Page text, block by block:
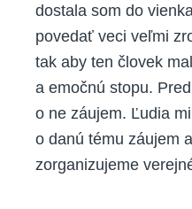
dostala som do
povedať veci veľmi
tak aby ten človek
a emočnú stopu.
o ne záujem. Ľudia
o danú tému záujem
zorganizujeme